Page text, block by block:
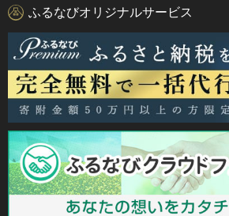
ふるなびオリジナルサービス